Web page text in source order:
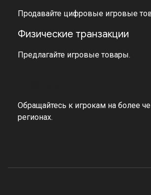
Продавайте цифровые игровые
Физические транзакции
Предлагайте игровые товары.
Обращайтесь к игрокам на более
регионах.